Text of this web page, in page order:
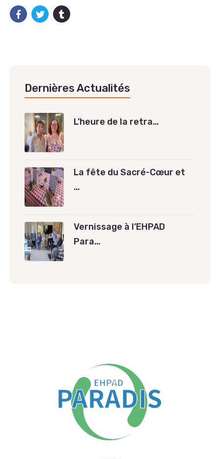
Dernières Actualités
L’heure de la retra…
La fête du Sacré-Cœur et
…
Vernissage à l’EHPAD
Para…